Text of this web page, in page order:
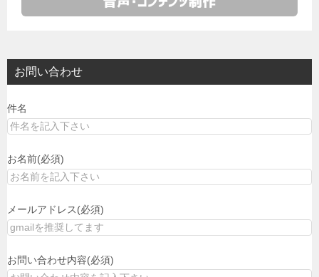
お問い合わせ
件名
お名前(必須)
メールアドレス(必須)
お問い合わせ内容(必須)